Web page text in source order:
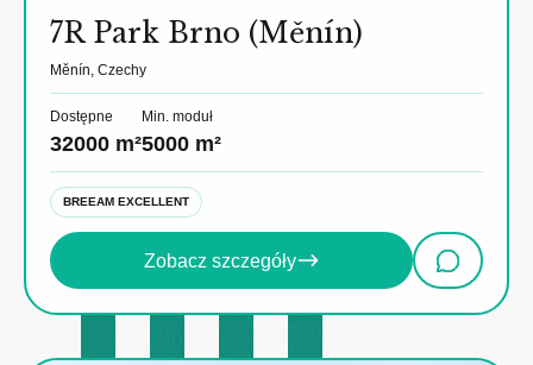
7R Park Brno (Měnín)
Měnín, Czechy
Dostępne
32000 m²
Min. moduł
5000 m²
BREEAM EXCELLENT
Zobacz szczegóły